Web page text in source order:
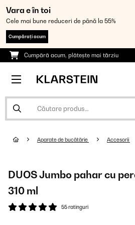
Vara e în toi
Cele mai bune reduceri de până la 55%
Cumpărați acum
Cumpără acum, plătește mai târziu
Aparate de bucătărie Accesorii
DUOS Jumbo pahar cu
310 ml
55 ratinguri